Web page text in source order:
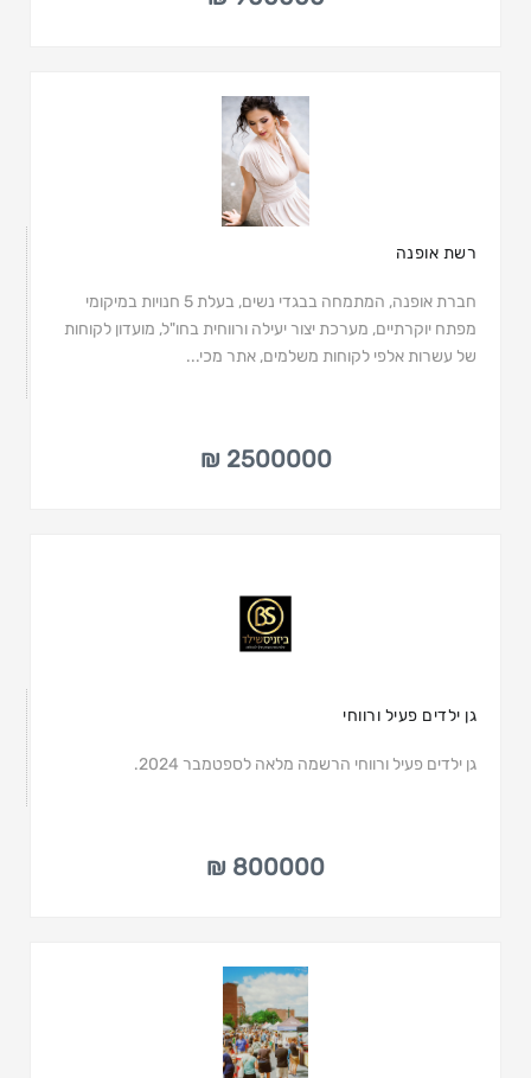
רשת אופנה
חברת אופנה, המתמחה בבגדי נשים, בעלת 5 חנויות במיקומי
מפתח יוקרתיים, מערכת יצור יעילה ורווחית בחו"ל, מועדון לקוחות
של עשרות אלפי לקוחות משלמים, אתר מכי...
2500000 ₪
גן ילדים פעיל ורווחי
גן ילדים פעיל ורווחי הרשמה מלאה לספטמבר 2024.
800000 ₪